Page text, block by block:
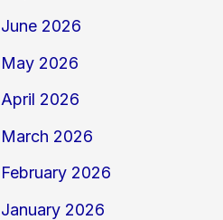
June 2026
May 2026
April 2026
March 2026
February 2026
January 2026